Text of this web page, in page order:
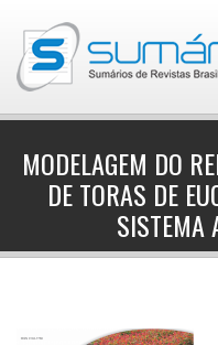
MODELAGEM DO
DE TORAS DE
SISTEMA